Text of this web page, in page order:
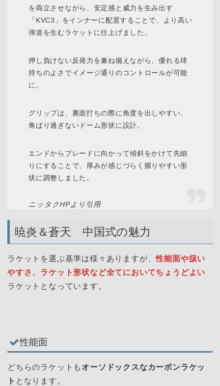
を両立させながら、安定感と威力を生み出す
「KVC3」をインナーに配置することで、より高い
弾道を生むラケットに仕上げました。
押し負けない反発力を兼ね備えながら、優れる球
持ちのよさでイメージ通りのコントロールが可能
に。
グリップは、裏面打ちの際に角度を出しやすい、
角ばり過ぎないドーム形状に設計。
エンドからブレードに向かって傾斜をかけて先細
りにすることで、厚みが感じづらく握りやすい形
状に調整しました。
ニッタクHPより引用
暁炎＆蒼天 中国式の魅力
ラケットを選ぶ基準は様々ありますが、性能面や扱い
やすさ、ラケット形状など全てにおいてちょうどよい
ラケットとなっています。
性能面
どちらのラケットも オーソドックスなカーボンラケッ
ト となります。